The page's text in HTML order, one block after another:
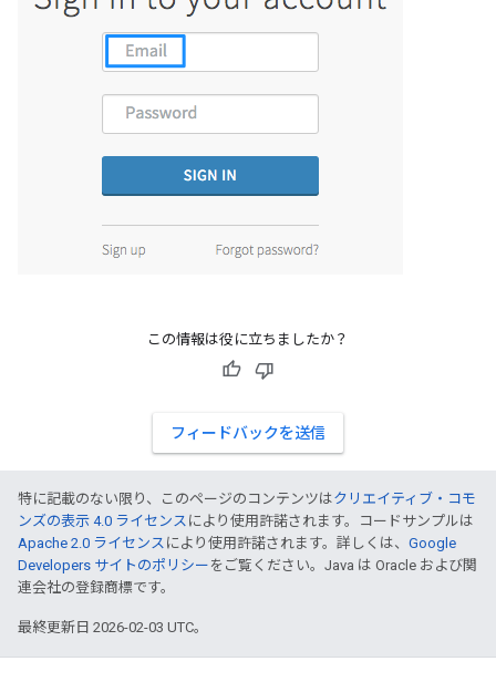
この情報は役に立ちましたか？
フィードバックを送信
特に記載のない限り、このページのコンテンツはクリエイティブ・コモ
ンズの表示 4.0 ライセンス により使用許諾されます。コードサンプルは
Apache 2.0 ライセンス により使用許諾されます。詳しくは、 Google
Developers サイトのポリシー をご覧ください。Java は Oracle および関
連会社の登録商標です。
最終更新日 2026-02-03 UTC。